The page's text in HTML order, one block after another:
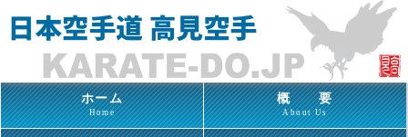
ホーム
Home
概 要
About Us